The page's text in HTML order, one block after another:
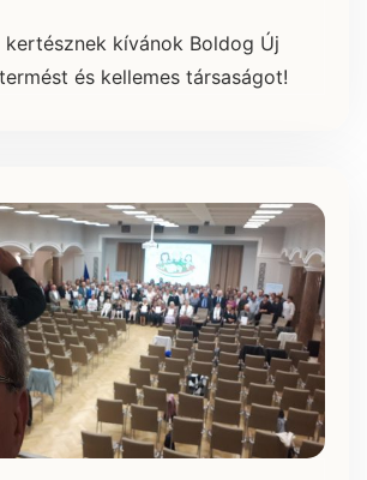
kertésznek kívánok Boldog Új
és kellemes társaságot!